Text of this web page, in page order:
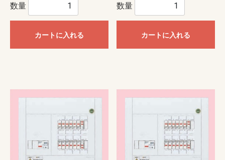
数量
カートに入れる
数量
カートに入れる